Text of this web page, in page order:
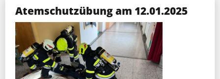
Atemschutzübung am 12.01.2025